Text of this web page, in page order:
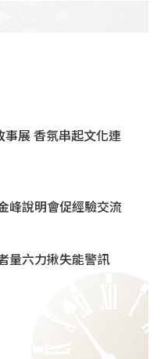
展 香氛串起文化連
峰說明會促經驗交流
量六力揪失能警訊